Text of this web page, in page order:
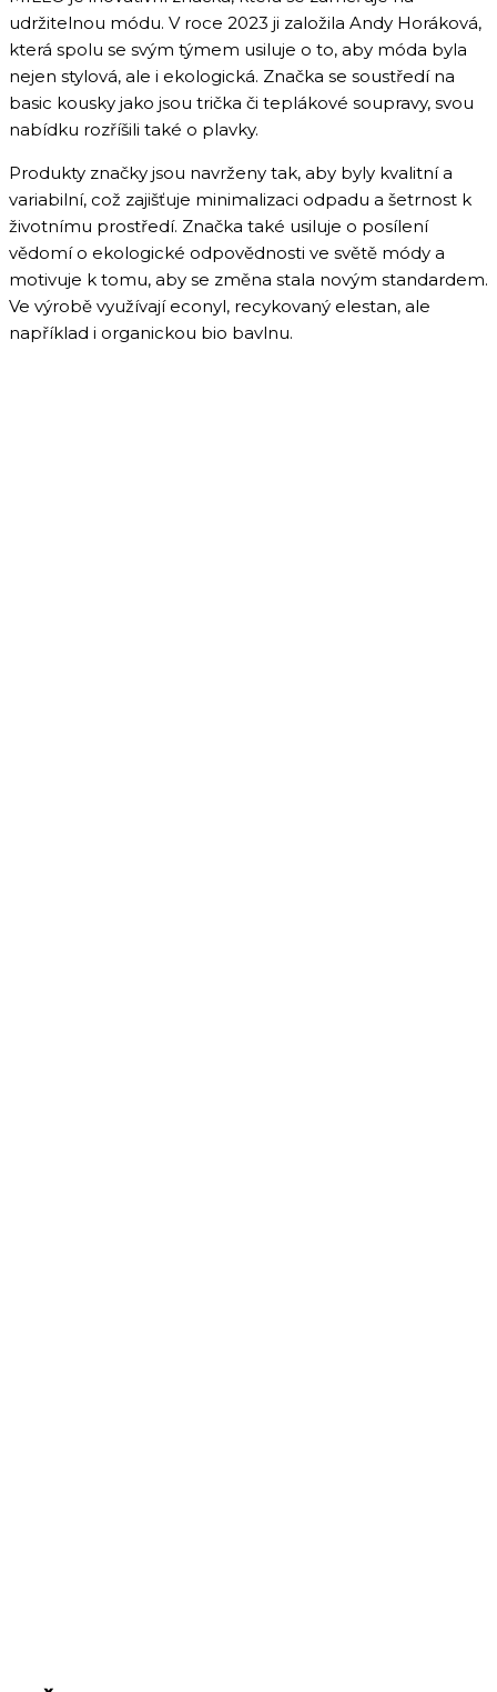
udržitelnou módu. V roce 2023 ji založila Andy Horáková,
která spolu se svým týmem usiluje o to, aby móda byla
nejen stylová, ale i ekologická. Značka se soustředí na
basic kousky jako jsou trička či teplákové soupravy, svou
nabídku rozříšili také o plavky.
Produkty značky jsou navrženy tak, aby byly kvalitní a
variabilní, což zajišťuje minimalizaci odpadu a šetrnost k
životnímu prostředí. Značka také usiluje o posílení
vědomí o ekologické odpovědnosti ve světě módy a
motivuje k tomu, aby se změna stala novým standardem.
Ve výrobě využívají econyl, recykovaný elestan, ale
například i organickou bio bavlnu.